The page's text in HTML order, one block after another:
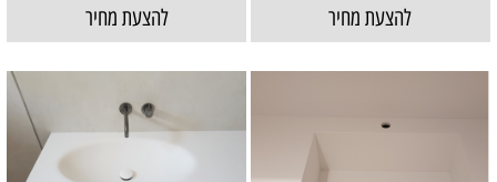
להצעת מחיר
להצעת מחיר